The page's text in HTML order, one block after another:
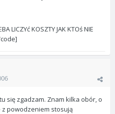
LICZYć KOSZTY JAK KTOś NIE
code]
się zgadzam. Znam kilka obór, o
powodzeniem stosują